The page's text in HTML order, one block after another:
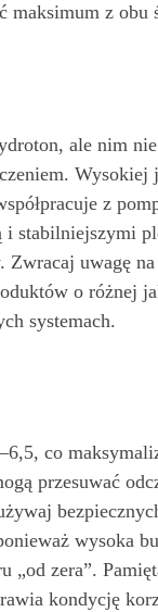
maksimum z
ale nim
z
stabilniejszymi
uwagę
o różnej
systemach.
co
przesuwać
wysoka
zera”.
kondycję